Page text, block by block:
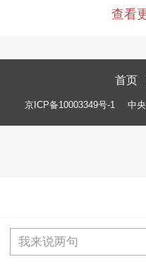
查看
首页
京ICP备10003349号-1 中
我来说两句